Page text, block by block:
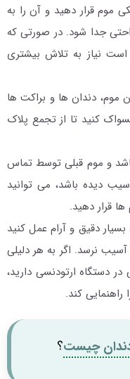
موم قرار دهید و آن را به
جدا شود. در صورتی که
نیاز به تلاش بیشتری
موم، دندان ها و براکت ها
کنید تا از تجمع پلاک
باشد و موم قبلی توسط تماس
دیده باشد، می توانید
قرار دهید.
دقیق و آرام عمل کنید
نرسد. اگر به هر دلیلی
دستگاه ارتودنسی دارید،
راهنمایی کند.
چیست؟